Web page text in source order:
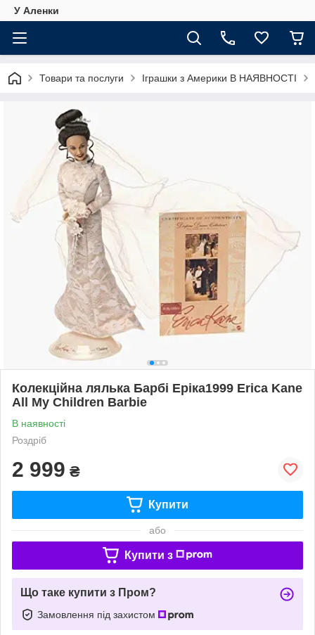
У Аленки
Товари та послуги Іграшки з Америки В НАЯВНОСТІ
Колекційна лялька Барбі Еріка1999 Erica Kane
All My Children Barbie
В наявності
Роздріб
2 999 ₴
Купити
або
Купити з
Що таке купити з Пром?
Замовлення під захистом